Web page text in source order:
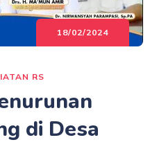
18/02/2024
RS
di Desa